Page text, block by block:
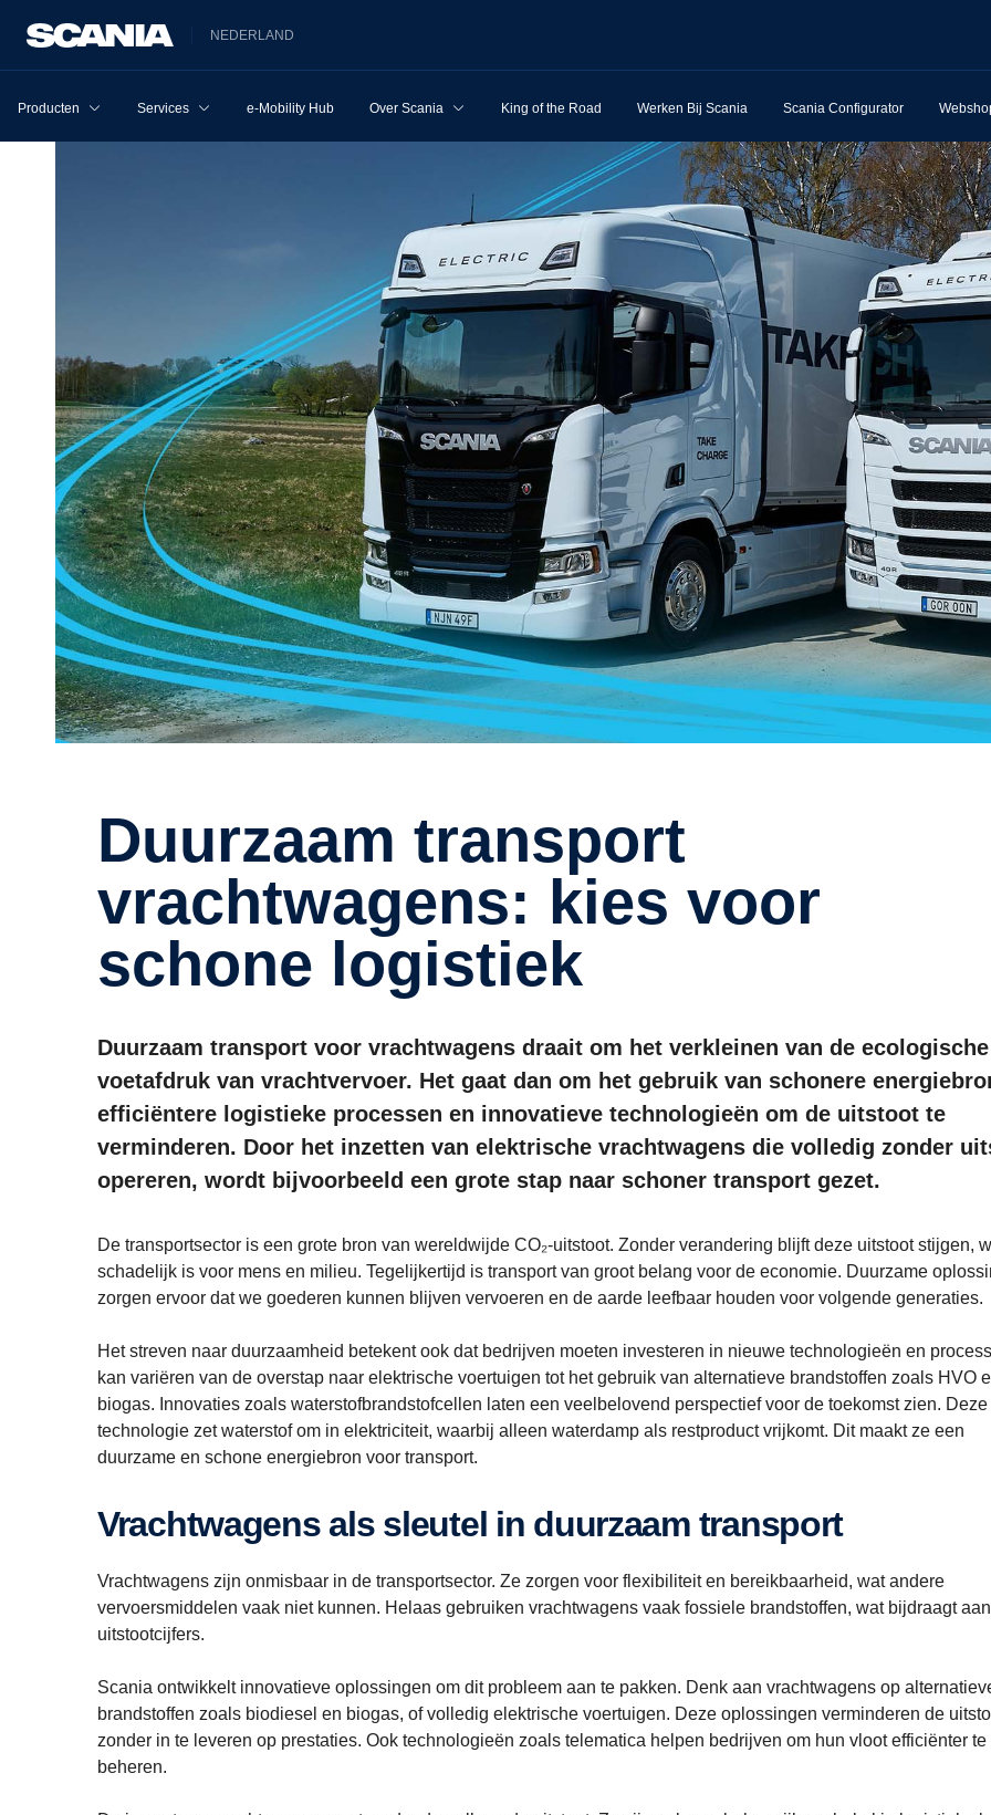
NEDERLAND
Producten Services e-Mobility Hub Over Scania King of the Road Werken Bij Scania Scania Configurator
Duurzaam transport
vrachtwagens: kies voor
schone logistiek
Duurzaam transport voor vrachtwagens draait om het verkleinen van de ecologische
voetafdruk van vrachtvervoer. Het gaat dan om het gebruik van schonere
efficiëntere logistieke processen en innovatieve technologieën om de uitstoot te
verminderen. Door het inzetten van elektrische vrachtwagens die volledig zonder
opereren, wordt bijvoorbeeld een grote stap naar schoner transport gezet.
De transportsector is een grote bron van wereldwijde CO₂-uitstoot. Zonder verandering blijft deze uitstoot stijgen,
schadelijk is voor mens en milieu. Tegelijkertijd is transport van groot belang voor de economie. Duurzame
zorgen ervoor dat we goederen kunnen blijven vervoeren en de aarde leefbaar houden voor volgende generaties.
Het streven naar duurzaamheid betekent ook dat bedrijven moeten investeren in nieuwe technologieën en
kan variëren van de overstap naar elektrische voertuigen tot het gebruik van alternatieve brandstoffen zoals HVO
biogas. Innovaties zoals waterstofbrandstofcellen laten een veelbelovend perspectief voor de toekomst zien. Deze
technologie zet waterstof om in elektriciteit, waarbij alleen waterdamp als restproduct vrijkomt. Dit maakt ze een
duurzame en schone energiebron voor transport.
Vrachtwagens als sleutel in duurzaam transport
Vrachtwagens zijn onmisbaar in de transportsector. Ze zorgen voor flexibiliteit en bereikbaarheid, wat andere
vervoersmiddelen vaak niet kunnen. Helaas gebruiken vrachtwagens vaak fossiele brandstoffen, wat bijdraagt
uitstootcijfers.
Scania ontwikkelt innovatieve oplossingen om dit probleem aan te pakken. Denk aan vrachtwagens op
brandstoffen zoals biodiesel en biogas, of volledig elektrische voertuigen. Deze oplossingen verminderen de
zonder in te leveren op prestaties. Ook technologieën zoals telematica helpen bedrijven om hun vloot efficiënter te
beheren.